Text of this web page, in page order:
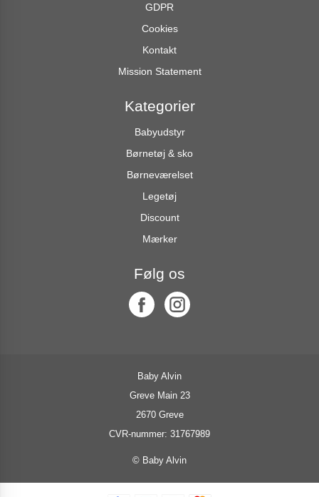
GDPR
Cookies
Kontakt
Mission Statement
Kategorier
Babyudstyr
Børnetøj & sko
Børneværelset
Legetøj
Discount
Mærker
Følg os
Baby Alvin
Greve Main 23
2670 Greve
CVR-nummer: 31767989
© Baby Alvin